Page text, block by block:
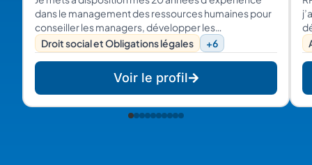
dans le management des ressources humaines pour
conseiller les managers, développer les
compétences des femmes / hommes clés,
contribuer ou réactiver le dialogue social.
Droit social et Obligations légales +6
Voir le profil
;